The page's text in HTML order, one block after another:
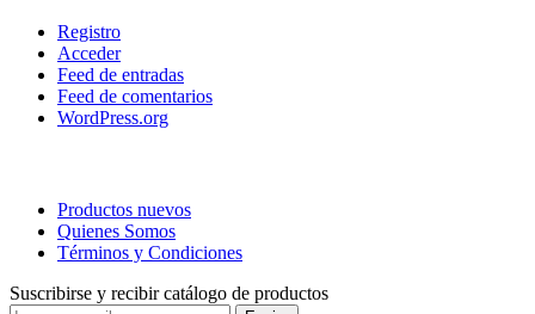
Registro
Acceder
Feed de entradas
Feed de comentarios
WordPress.org
Productos nuevos
Quienes Somos
Términos y Condiciones
Suscribirse y recibir catálogo de productos